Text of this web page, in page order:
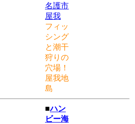
名護市
屋我
フィッ
シング
と潮干
狩りの
穴場！
屋我地
島
■ハン
ビー海